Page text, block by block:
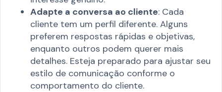
Adapte a conversa ao cliente: Cada
cliente tem um perfil diferente. Alguns
preferem respostas rápidas e objetivas,
enquanto outros podem querer mais
detalhes. Esteja preparado para ajustar seu
estilo de comunicação conforme o
comportamento do cliente.